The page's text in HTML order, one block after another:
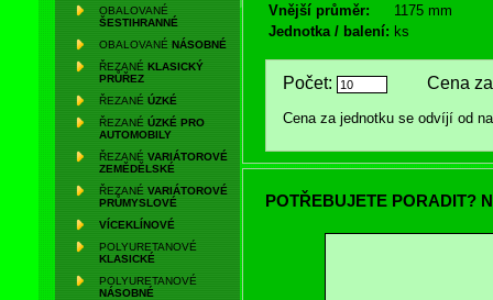
OBALOVANÉ
ŠESTIHRANNÉ
OBALOVANÉ NÁSOBNÉ
ŘEZANÉ KLASICKÝ
PRŮŘEZ
ŘEZANÉ ÚZKÉ
ŘEZANÉ ÚZKÉ PRO
AUTOMOBILY
ŘEZANÉ VARIÁTOROVÉ
ZEMĚDĚLSKÉ
ŘEZANÉ VARIÁTOROVÉ
PRŮMYSLOVÉ
VÍCEKLÍNOVÉ
POLYURETANOVÉ
KLASICKÉ
POLYURETANOVÉ
NÁSOBNÉ
Vnější průměr:
1175 mm
Jednotka / balení: ks
Počet: Cena za
Cena za jednotku se odvíjí od
POTŘEBUJETE PORADIT?